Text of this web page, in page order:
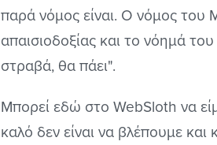
παρά νόμος είναι. Ο νόμος του
απαισιοδοξίας και το νόημά
στραβά, θα πάει".
Μπορεί εδώ στο WebSloth να
καλό δεν είναι να βλέπουμε